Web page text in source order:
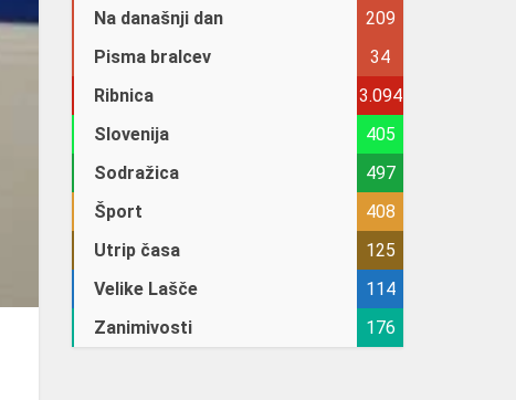
Na današnji dan
209
Pisma bralcev
34
Ribnica
3.094
Slovenija
405
Sodražica
497
Šport
408
Utrip časa
125
Velike Lašče
114
Zanimivosti
176